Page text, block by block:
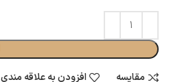
مقایسه
افزودن به علاقه مندی